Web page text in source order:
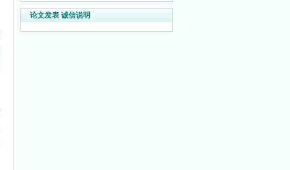
论文发表 诚信说明